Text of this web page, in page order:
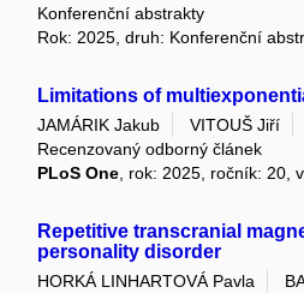
Konferenční abstrakty
Rok: 2025, druh: Konferenční
Limitations of
JAMÁRIK Jakub VITOUŠ Jiří
Recenzovaný odborný článek
PLoS One , rok: 2025, ročník: 20,
Repetitive transcranial
personality disorder
HORKÁ LINHARTOVÁ Pavla